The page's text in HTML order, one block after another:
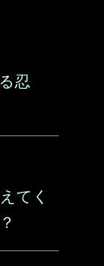
忍
てく